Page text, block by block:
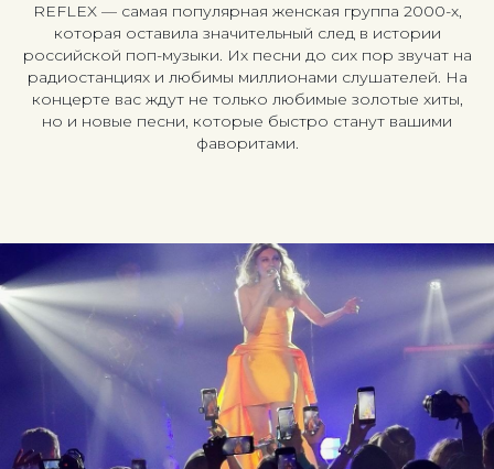
REFLEX — самая популярная женская группа 2000-х,
которая оставила значительный след в истории
российской поп-музыки. Их песни до сих пор звучат на
радиостанциях и любимы миллионами слушателей. На
концерте вас ждут не только любимые золотые хиты,
но и новые песни, которые быстро станут вашими
фаворитами.